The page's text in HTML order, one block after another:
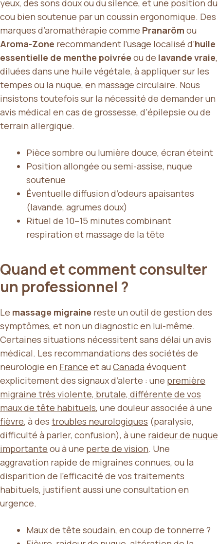
yeux, des sons doux ou du silence, et une position du
cou bien soutenue par un coussin ergonomique. Des
marques d’aromathérapie comme Pranarôm ou
Aroma-Zone recommandent l’usage localisé d’huile
essentielle de menthe poivrée ou de lavande vraie,
diluées dans une huile végétale, à appliquer sur les
tempes ou la nuque, en massage circulaire. Nous
insistons toutefois sur la nécessité de demander un
avis médical en cas de grossesse, d’épilepsie ou de
terrain allergique.
Pièce sombre ou lumière douce, écran éteint
Position allongée ou semi-assise, nuque
soutenue
Éventuelle diffusion d’odeurs apaisantes
(lavande, agrumes doux)
Rituel de 10–15 minutes combinant
respiration et massage de la tête
Quand et comment consulter
un professionnel ?
Le massage migraine reste un outil de gestion des
symptômes, et non un diagnostic en lui-même.
Certaines situations nécessitent sans délai un avis
médical. Les recommandations des sociétés de
neurologie en France et au Canada évoquent
explicitement des signaux d’alerte : une première
migraine très violente, brutale, différente de vos
maux de tête habituels, une douleur associée à une
fièvre, à des troubles neurologiques (paralysie,
difficulté à parler, confusion), à une raideur de nuque
importante ou à une perte de vision. Une
aggravation rapide de migraines connues, ou la
disparition de l’efficacité de vos traitements
habituels, justifient aussi une consultation en
urgence.
Maux de tête soudain, en coup de tonnerre ?